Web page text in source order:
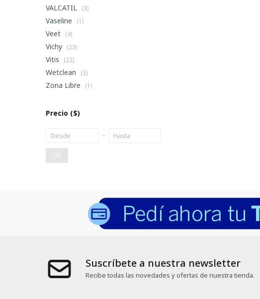
VALCATIL (3)
Vaseline (1)
Veet (4)
Vichy (23)
Vitis (22)
Wetclean (3)
Zona Libre (1)
Precio ($)
OK
Suscríbete a nuestra newsletter
Recibe todas las novedades y ofertas de nuestra tienda.